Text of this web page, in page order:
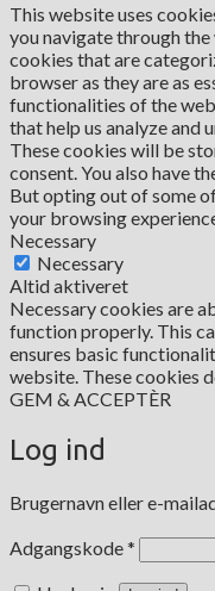
This website uses
you navigate through
cookies that are
browser as they are as
functionalities of the
that help us analyze and
These cookies will be
consent. You also have
But opting out of some
your browsing
Necessary
Necessary
Altid aktiveret
Necessary cookies are
function properly. This
ensures basic
website. These cookies
GEM & ACCEPTÈR
Log ind
Brugernavn eller e-
Adgangskode* Påkrævet